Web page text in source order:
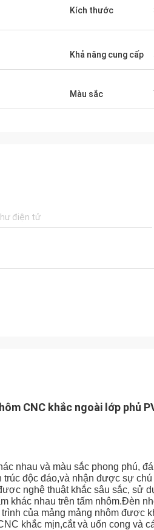
Kích thước
Khả năng cung cấp
Màu sắc
CNC khắc ngoài lớp phủ
nhau và màu sắc phong phú,
trúc độc đáo,và nhận được sự
nghệ thuật khắc sâu sắc, sử
khác nhau trên tấm nhôm.Đèn
của mảng mảng nhôm được
khắc mịn,cắt và uốn cong và